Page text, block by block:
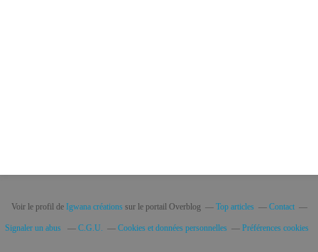
Voir le profil de Igwana créationssur le portail Overblog Top articles Contact
Signaler un abus C.G.U. Cookies et données personnelles Préférences cookies